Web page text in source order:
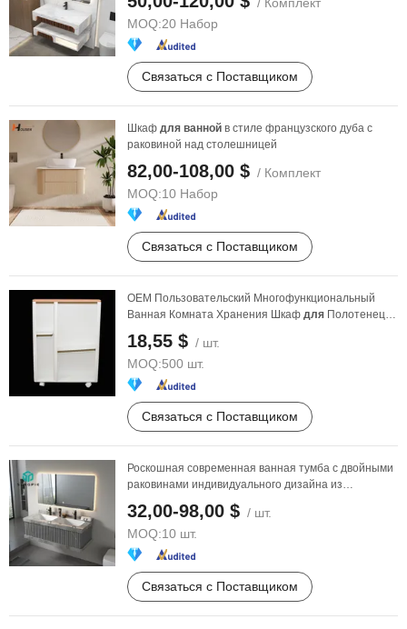
MOQ:20 Набор
Связаться с Поставщиком
Шкаф для ванной в стиле французского дуба с
раковиной над столешницей
82,00-108,00 $ / Комплект
MOQ:10 Набор
Связаться с Поставщиком
OEM Пользовательский Многофункциональный
Ванная Комната Хранения Шкаф для Полотенец
18,55 $ / шт.
MOQ:500 шт.
Связаться с Поставщиком
Роскошная современная ванная тумба с двойными
раковинами индивидуального дизайна из
32,00-98,00 $ / шт.
MOQ:10 шт.
Связаться с Поставщиком